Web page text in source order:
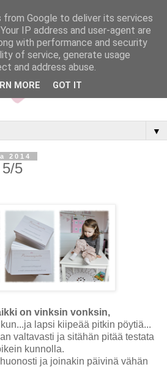
▼
2014
5
on vinksin vonksin,
lapsi kiipeää pitkin pöytiä...
valtavasti ja sitähän pitää testata
kunnolla.
ja joinakin päivinä vähän
from Google to deliver its services
IP address and user-agent are
with performance and security
of service, generate usage
and address abuse.
MORE GOT IT